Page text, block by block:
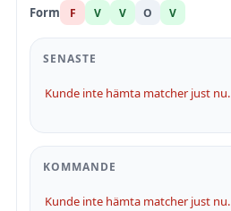
Form F V V O V
SENASTE
Kunde inte hämta matcher just nu.
KOMMANDE
Kunde inte hämta matcher just nu.